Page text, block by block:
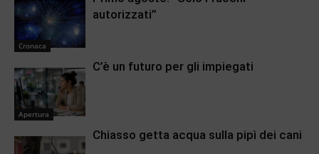
Cronaca
autorizzati”
Apertura
C’è un futuro per gli impiegati
Chiasso getta acqua sulla pipì dei cani